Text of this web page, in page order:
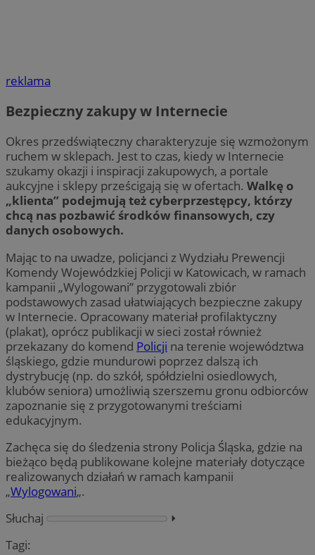
reklama
Bezpieczny zakupy w Internecie
Okres przedświąteczny charakteryzuje się wzmożonym
ruchem w sklepach. Jest to czas, kiedy w Internecie
szukamy okazji i inspiracji zakupowych, a portale
aukcyjne i sklepy prześcigają się w ofertach. Walkę o
„klienta” podejmują też cyberprzestępcy, którzy
chcą nas pozbawić środków finansowych, czy
danych osobowych.
Mając to na uwadze, policjanci z Wydziału Prewencji
Komendy Wojewódzkiej Policji w Katowicach, w ramach
kampanii „Wylogowani” przygotowali zbiór
podstawowych zasad ułatwiających bezpieczne zakupy
w Internecie. Opracowany materiał profilaktyczny
(plakat), oprócz publikacji w sieci został również
przekazany do komend Policji na terenie województwa
śląskiego, gdzie mundurowi poprzez dalszą ich
dystrybucję (np. do szkół, spółdzielni osiedlowych,
klubów seniora) umożliwią szerszemu gronu odbiorców
zapoznanie się z przygotowanymi treściami
edukacyjnym.
Zachęca się do śledzenia strony Policja Śląska, gdzie na
bieżąco będą publikowane kolejne materiały dotyczące
realizowanych działań w ramach kampanii
„Wylogowani„.
Słuchaj
⏵︎
Tagi: